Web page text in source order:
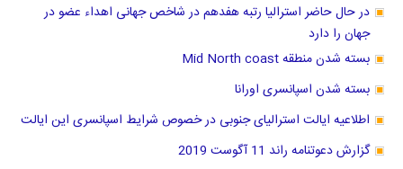
در حال حاضر استرالیا رتبه هفدهم در شاخص جهانی اهداء عضو در
جهان را دارد
بسته شدن منطقه Mid North coast
بسته شدن اسپانسری اورانا
اطلاعیه ایالت استرالیای جنوبی در خصوص شرایط اسپانسری این ایالت
گزارش دعوتنامه راند 11 آگوست 2019